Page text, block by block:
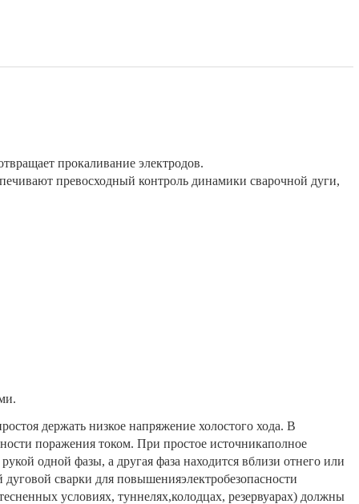
прокаливание электродов.
превосходный контроль динамики сварочной дуги,
держать низкое напряжение холостого хода. В
поражения током. При простое источникаполное
одной фазы, а другая фаза находится вблизи отнего или
дуговой сварки для повышенияэлектробезопасности
условиях, туннелях,колодцах, резервуарах) должны